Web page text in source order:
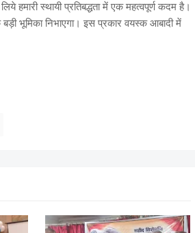
स्‍थायी प्रतिबद्धता में एक महत्‍वपूर्ण कदम है।
बड़ी भूमिका निभाएगा। इस प्रकार वयस्‍क आबादी में